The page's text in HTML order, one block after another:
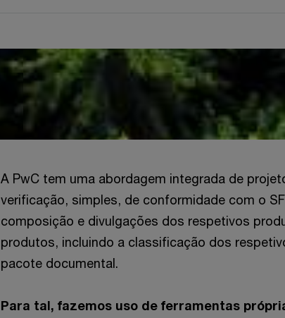
A PwC tem uma abordagem integrada de
verificação, simples, de conformidade com o
composição e divulgações dos respetivos
produtos, incluindo a classificação dos
pacote documental.
Para tal, fazemos uso de ferramentas